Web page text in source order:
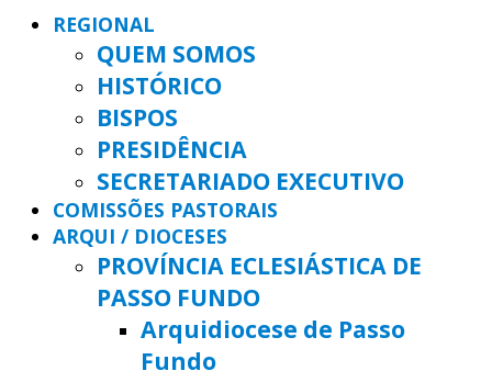
REGIONAL
QUEM SOMOS
HISTÓRICO
BISPOS
PRESIDÊNCIA
SECRETARIADO EXECUTIVO
COMISSÕES PASTORAIS
ARQUI / DIOCESES
PROVÍNCIA ECLESIÁSTICA DE
PASSO FUNDO
Arquidiocese de Passo
Fundo